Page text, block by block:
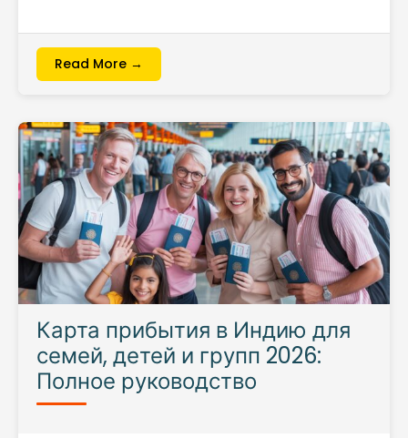
Read More →
Карта прибытия в Индию для
семей, детей и групп 2026:
Полное руководство